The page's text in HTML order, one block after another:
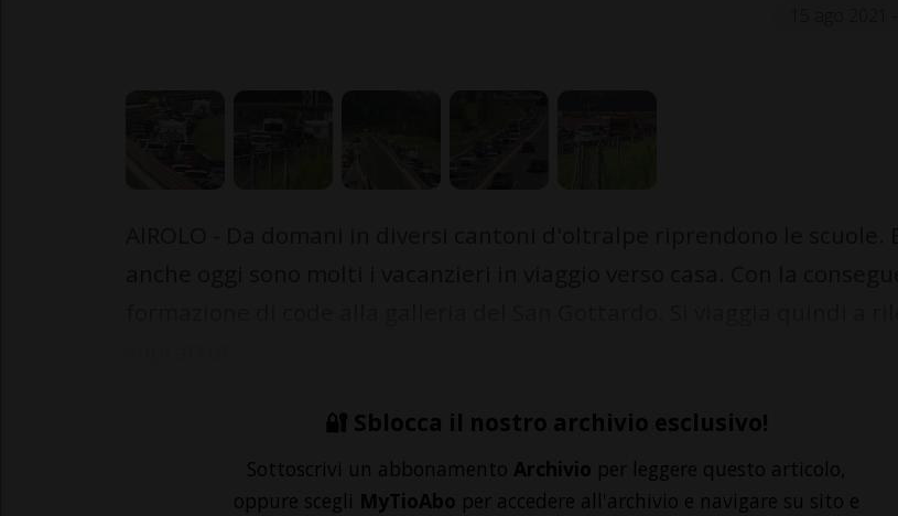
🔐 Sblocca il nostro archivio esclusivo!
Sottoscrivi un abbonamento Archivio per leggere questo articolo,
oppure scegli MyTioAbo per accedere all'archivio e navigare su sito e